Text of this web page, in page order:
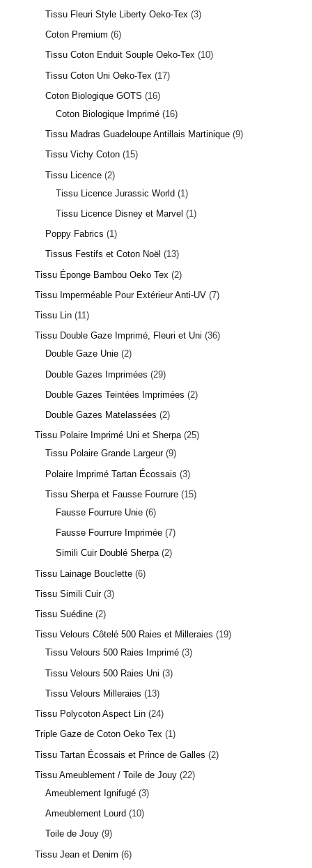
Tissu Fleuri Style Liberty Oeko-Tex 3
Coton Premium 6
Tissu Coton Enduit Souple Oeko-Tex
10
Tissu Coton Uni Oeko-Tex
17
Coton Biologique GOTS
16
Coton Biologique Imprimé 16
Tissu Madras Guadeloupe Antillais Martinique 9
Tissu Vichy Coton 15
Tissu Licence 2
Tissu Licence Jurassic World 1
Tissu Licence Disney et Marvel
1
Poppy Fabrics
1
Tissus Festifs et Coton Noël
13
Tissu Éponge Bambou Oeko Tex
2
Tissu Imperméable Pour Extérieur Anti-UV 7
Tissu Lin 11
Tissu Double Gaze Imprimé, Fleuri et Uni 36
Double Gaze Unie 2
Double Gazes Imprimées
29
Double Gazes Teintées Imprimées
2
Double Gazes Matelassées 2
Tissu Polaire Imprimé Uni et Sherpa 25
Tissu Polaire Grande Largeur 9
Polaire Imprimé Tartan Écossais 3
Tissu Sherpa et Fausse Fourrure 15
Fausse Fourrure Unie 6
Fausse Fourrure Imprimée 7
Simili Cuir Doublé Sherpa 2
Tissu Lainage Bouclette 6
Tissu Simili Cuir 3
Tissu Suédine 2
Tissu Velours Côtelé 500 Raies et Milleraies
19
Tissu Velours 500 Raies Imprimé 3
Tissu Velours 500 Raies Uni 3
Tissu Velours Milleraies
13
Tissu Polycoton Aspect Lin 24
Triple Gaze de Coton Oeko Tex
1
Tissu Tartan Écossais et Prince de Galles
2
Tissu Ameublement / Toile de Jouy 22
Ameublement Ignifugé 3
Ameublement Lourd
10
Toile de Jouy 9
Tissu Jean et Denim 6